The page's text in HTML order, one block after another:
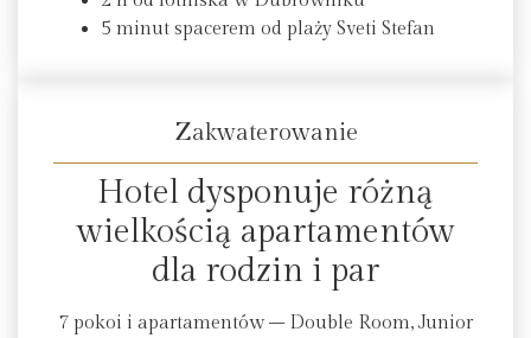
5 minut spacerem od plaży Sveti Stefan
Zakwaterowanie
Hotel dysponuje różną
wielkością apartamentów
dla rodzin i par
7 pokoi i apartamentów – Double Room, Junior